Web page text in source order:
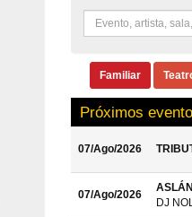
Familiar
Próximos
07/Ago/2026
07/Ago/2026
DJ